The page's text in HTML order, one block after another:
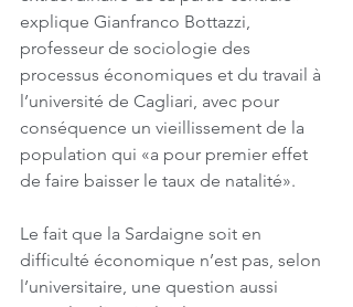
explique Gianfranco Bottazzi,
professeur de sociologie des
processus économiques et du travail à
l’université de Cagliari, avec pour
conséquence un vieillissement de la
population qui «a pour premier effet
de faire baisser le taux de natalité».
Le fait que la Sardaigne soit en
difficulté économique n’est pas, selon
l’universitaire, une question aussi